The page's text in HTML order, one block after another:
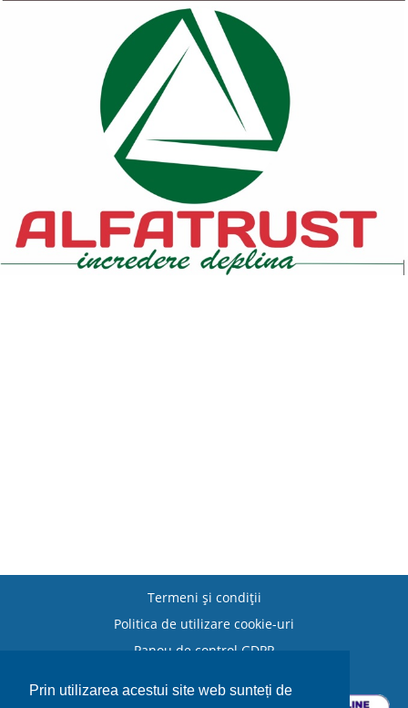
Prin utilizarea acestui site web sunteți de
Termeni şi condiţii
Politica de utilizare cookie-uri
Panou de control GDPR